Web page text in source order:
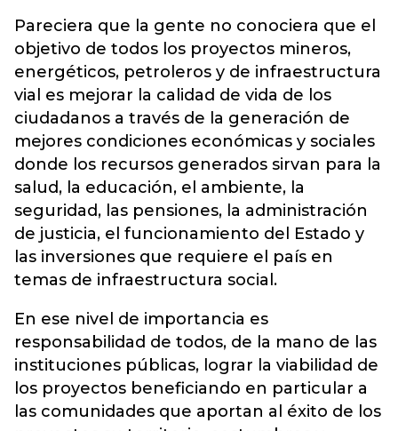
Pareciera que la gente no conociera que el
objetivo de todos los proyectos mineros,
energéticos, petroleros y de infraestructura
vial es mejorar la calidad de vida de los
ciudadanos a través de la generación de
mejores condiciones económicas y sociales
donde los recursos generados sirvan para la
salud, la educación, el ambiente, la
seguridad, las pensiones, la administración
de justicia, el funcionamiento del Estado y
las inversiones que requiere el país en
temas de infraestructura social.
En ese nivel de importancia es
responsabilidad de todos, de la mano de las
instituciones públicas, lograr la viabilidad de
los proyectos beneficiando en particular a
las comunidades que aportan al éxito de los